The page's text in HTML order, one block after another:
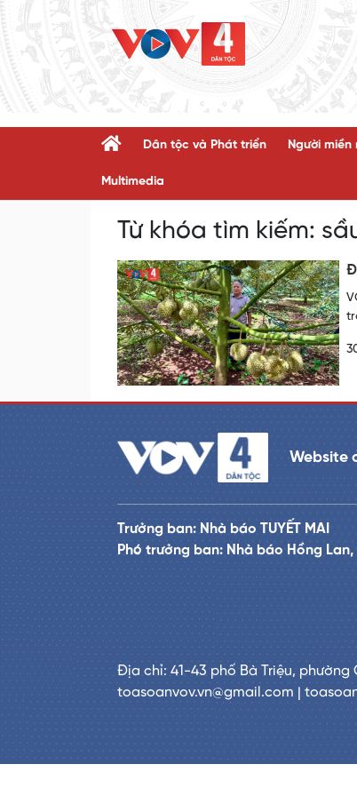
Dân tộc và Phát triển Người miền
Multimedia
Từ khóa tìm kiếm:
Website
Trưởng ban: Nhà báo TUYẾT MAI
Phó trưởng ban: Nhà báo Hồng
Địa chỉ: 41-43 phố Bà Triệu, phường
toasoanvov.vn@gmail.com |